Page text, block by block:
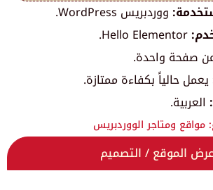
ووردبريس WordPress.
عن صفحة واحدة.
يعمل حالياً بكفاءة ممتازة.
العربية.
مواقع ومتاجر الووردبريس
عرض الموقع / التصميم